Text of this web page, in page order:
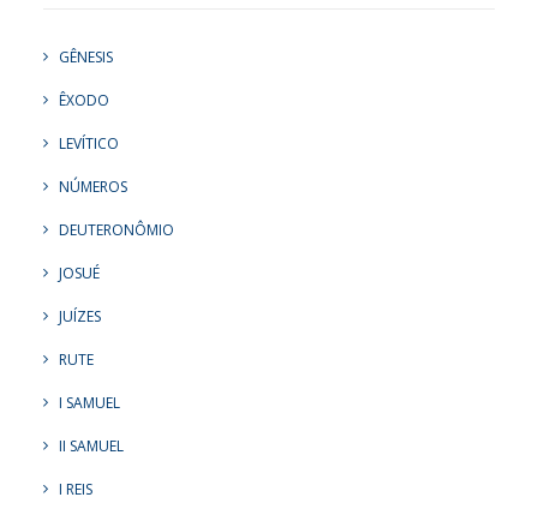
GÊNESIS
ÊXODO
LEVÍTICO
NÚMEROS
DEUTERONÔMIO
JOSUÉ
JUÍZES
RUTE
I SAMUEL
II SAMUEL
I REIS